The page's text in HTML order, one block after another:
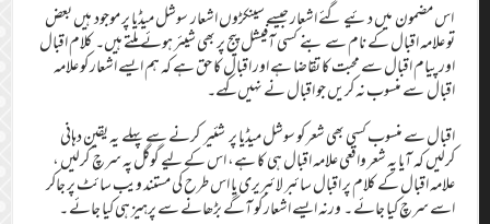
اس مضمون میں دئیے گئے اشعار جیسے سینکڑوں اشعار سوشل میڈیا پر موجود ہیں بعض
تو علامہ اقبال کے نام سے بنے کسی آفیشل پیج پر بھی شیئر ہوئے ملتے ہیں۔ کلام اقبال
اور پیام اقبال سے محبت کا تقاضا ہے اور اقبال کا حق ہے کہ ہم ایسے اشعار کو علامہ
اقبال سے منسوب نہ کریں جو اقبال نے نہیں کہے۔
اقبال سے منسوب کسی بھی شعر کو سوشل میڈیا پر شئیر کرنے سے پہلے یہ یقین دہانی
کرلیں کہ آیا یہ شعر واقعی علامہ اقبال ہی کا ہے، اس کے لیے گوگل پہ سرچ کرلیں ،
علامہ اقبال کے کلام پر اقبال سائبر لائبریری یا اس طرح کی مستند ویب سائٹ پر جاکر
اسے سرچ کیا جائے ۔ ورنہ ایسے اشعار کو آگے بڑھانے سے پرہیز ہی کیا جائے ۔